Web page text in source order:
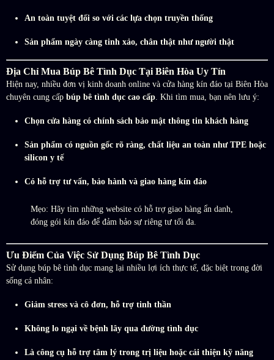
An toàn tuyệt đối so với các lựa chọn truyền thống
Sản phẩm ngày càng tinh xảo, chân thật như người thật
Địa Chỉ Mua Búp Bê Tình Dục Tại Biên Hòa Uy Tín
Hiện nay, nhiều đơn vị kinh doanh online và cửa hàng kín đáo tại Biên Hòa
chuyên cung cấp búp bê tình dục cao cấp. Khi tìm mua, bạn nên lưu ý:
Chọn cửa hàng có chính sách bảo mật thông tin khách hàng
Sản phẩm có nguồn gốc rõ ràng, chất liệu an toàn như TPE hoặc
silicon y tế
Có hỗ trợ tư vấn, bảo hành và giao hàng kín đáo
Mẹo: Hãy tìm những website có hỗ trợ giao hàng ẩn danh,
đóng gói kín đáo để đảm bảo sự riêng tư tối đa.
Ưu Điểm Của Việc Sử Dụng Búp Bê Tình Dục
Sử dụng búp bê tình dục mang lại nhiều lợi ích thực tế, đặc biệt trong đời
sống cá nhân:
Giảm stress và cô đơn, hỗ trợ tinh thần
Không lo ngại về bệnh lây qua đường tình dục
Là công cụ hỗ trợ tâm lý trong trị liệu hoặc cải thiện kỹ năng